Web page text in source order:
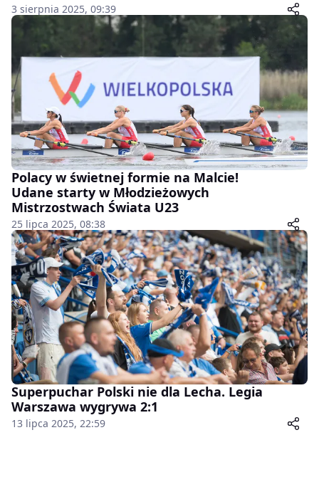
3 sierpnia 2025, 09:39
Polacy w świetnej formie na Malcie!
Udane starty w Młodzieżowych
Mistrzostwach Świata U23
25 lipca 2025, 08:38
Superpuchar Polski nie dla Lecha. Legia
Warszawa wygrywa 2:1
13 lipca 2025, 22:59